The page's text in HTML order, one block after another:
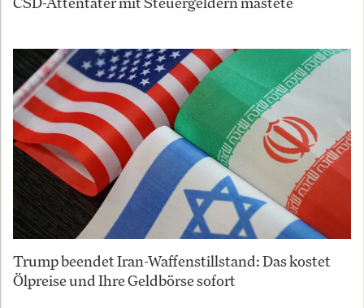
Trump beendet Iran-Waffenstillstand: Das kostet
Ölpreise und Ihre Geldbörse sofort